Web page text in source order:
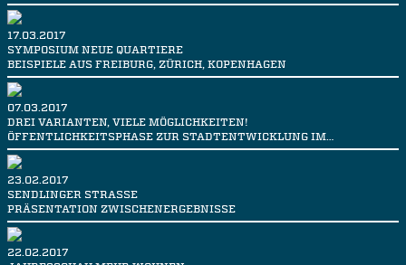
17.03.2017
SYMPOSIUM NEUE QUARTIERE
BEISPIELE AUS FREIBURG, ZÜRICH, KOPENHAGEN
07.03.2017
DREI VARIANTEN, VIELE MÖGLICHKEITEN!
ÖFFENTLICHKEITSPHASE ZUR STADTENTWICKLUNG IM…
23.02.2017
SENDLINGER STRASSE
PRÄSENTATION ZWISCHENERGEBNISSE
22.02.2017